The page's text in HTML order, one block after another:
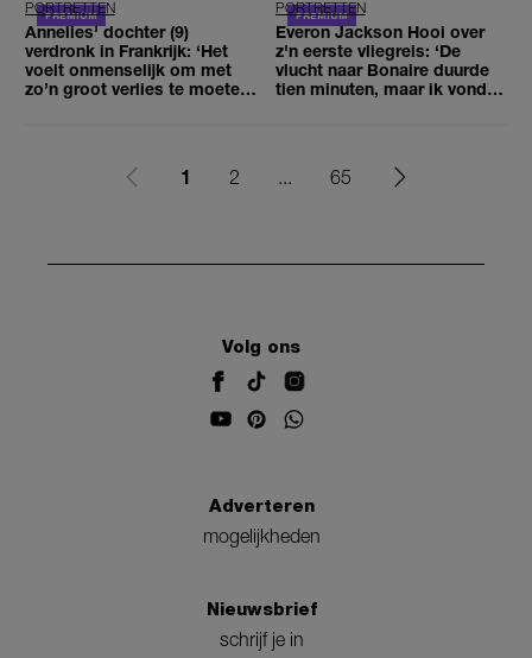
PORTRETTEN
Annelies' dochter (9)
verdronk in Frankrijk: ‘Het
voelt onmenselijk om met
zo’n groot verlies te moeten
PORTRETTEN
Everon Jackson Hooi over
z'n eerste vliegreis: ‘De
vlucht naar Bonaire duurde
tien minuten, maar ik vond
1 2 ... 65
Volg ons
Adverteren
mogelijkheden
Nieuwsbrief
schrijf je in